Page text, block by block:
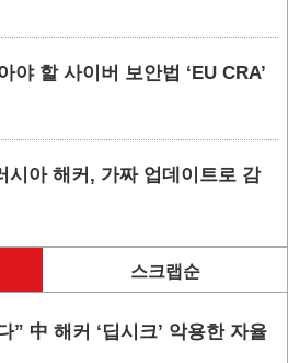
야 할 사이버 보안법 ‘EU CRA’
시아 해커, 가짜 업데이트로 감
스크랩순
” 中 해커 ‘딥시크’ 악용한 자율